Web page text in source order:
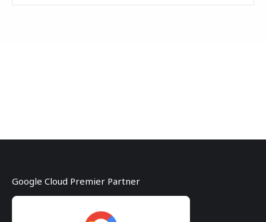
Google Cloud Premier Partner